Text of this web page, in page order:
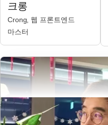
크롱
Crong, 웹 프론트엔드
마스터